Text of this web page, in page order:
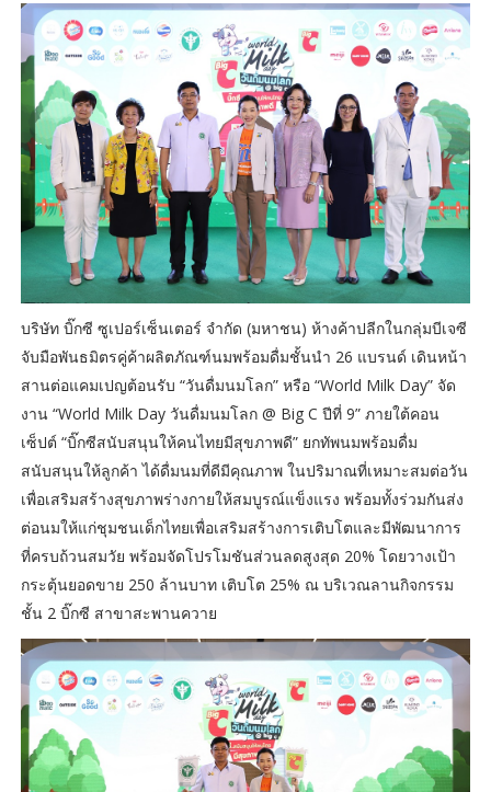
บริษัท บิ๊กซี ซูเปอร์เซ็นเตอร์ จำกัด (มหาชน) ห้างค้าปลีกในกลุ่มบีเจซี
จับมือพันธมิตรคู่ค้าผลิตภัณฑ์นมพร้อมดื่มชั้นนำ 26 แบรนด์ เดินหน้า
สานต่อแคมเปญต้อนรับ “วันดื่มนมโลก” หรือ “World Milk Day” จัด
งาน “World Milk Day วันดื่มนมโลก @ Big C ปีที่ 9” ภายใต้คอน
เซ็ปต์ “บิ๊กซีสนับสนุนให้คนไทยมีสุขภาพดี” ยกทัพนมพร้อมดื่ม
สนับสนุนให้ลูกค้า ได้ดื่มนมที่ดีมีคุณภาพ ในปริมาณที่เหมาะสมต่อวัน
เพื่อเสริมสร้างสุขภาพร่างกายให้สมบูรณ์แข็งแรง พร้อมทั้งร่วมกันส่ง
ต่อนมให้แก่ชุมชนเด็กไทยเพื่อเสริมสร้างการเติบโตและมีพัฒนาการ
ที่ครบถ้วนสมวัย พร้อมจัดโปรโมชันส่วนลดสูงสุด 20% โดยวางเป้า
กระตุ้นยอดขาย 250 ล้านบาท เติบโต 25% ณ บริเวณลานกิจกรรม
ชั้น 2 บิ๊กซี สาขาสะพานควาย